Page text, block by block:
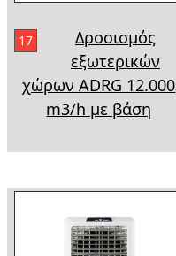
17
Δροσισμός
εξωτερικών
χώρων ADRG 12.000
m3/h με βάση